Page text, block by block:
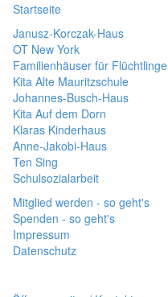
Startseite
Janusz-Korczak-Haus
OT New York
Familienhäuser für Flüchtlinge
Kita Alte Mauritzschule
Johannes-Busch-Haus
Kita Auf dem Dorn
Klaras Kinderhaus
Anne-Jakobi-Haus
Ten Sing
Schulsozialarbeit
Mitglied werden - so geht's
Spenden - so geht's
Impressum
Datenschutz